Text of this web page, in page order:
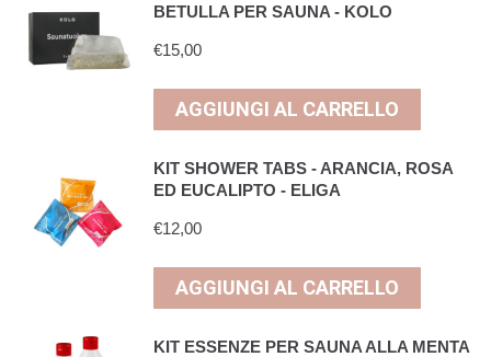
BETULLA PER SAUNA - KOLO
€15,00
AGGIUNGI AL CARRELLO
KIT SHOWER TABS - ARANCIA, ROSA
ED EUCALIPTO - ELIGA
€12,00
AGGIUNGI AL CARRELLO
KIT ESSENZE PER SAUNA ALLA MENTA